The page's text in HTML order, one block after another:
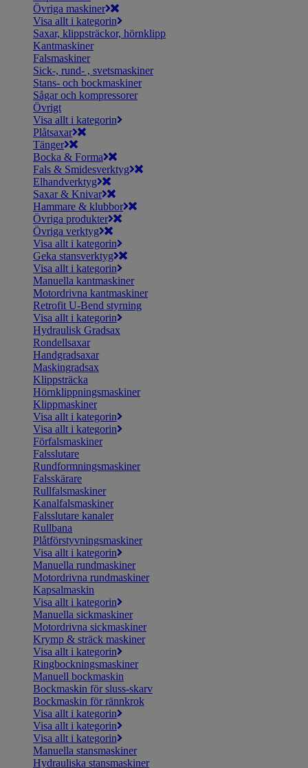
Övriga maskiner
Visa allt i kategorin
Saxar, klippsträckor, hörnklipp
Kantmaskiner
Falsmaskiner
Sick-, rund- , svetsmaskiner
Stans- och bockmaskiner
Sågar och kompressorer
Övrigt
Visa allt i kategorin
Plåtsaxar
Tänger
Bocka & Forma
Fals & Smidesverktyg
Elhandverktyg
Saxar & Knivar
Hammare & klubbor
Övriga produkter
Övriga verktyg
Visa allt i kategorin
Geka stansverktyg
Visa allt i kategorin
Manuella kantmaskiner
Motordrivna kantmaskiner
Retrofit U-Bend styrning
Visa allt i kategorin
Hydraulisk Gradsax
Rondellsaxar
Handgradsaxar
Maskingradsax
Klippsträcka
Hörnklippningsmaskiner
Klippmaskiner
Visa allt i kategorin
Visa allt i kategorin
Förfalsmaskiner
Falsslutare
Rundformningsmaskiner
Falsskärare
Rullfalsmaskiner
Kanalfalsmaskiner
Falsslutare kanaler
Rullbana
Plåtförstyvningsmaskiner
Visa allt i kategorin
Manuella rundmaskiner
Motordrivna rundmaskiner
Kapsalmaskin
Visa allt i kategorin
Manuella sickmaskiner
Motordrivna sickmaskiner
Krymp & sträck maskiner
Visa allt i kategorin
Ringbockningsmaskiner
Manuell bockmaskin
Bockmaskin för sluss-skarv
Bockmaskin för rännkrok
Visa allt i kategorin
Visa allt i kategorin
Visa allt i kategorin
Manuella stansmaskiner
Hydrauliska stansmaskiner